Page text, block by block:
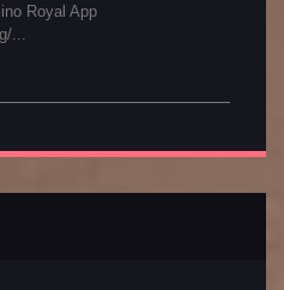
Royal App
...